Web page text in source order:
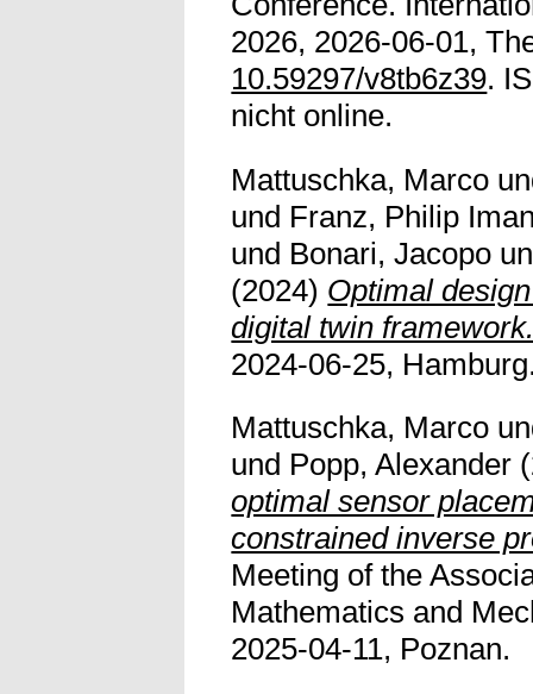
2026, 2026-06-01,
10.59297/v8tb6z39.
nicht online.
Mattuschka, Marco
und Franz, Philip
und Bonari, Jacopo
(2024) Optimal
digital twin
2024-06-25,
Mattuschka, Marco
und Popp, Alexander
optimal sensor
constrained inverse
Meeting of the
Mathematics and
2025-04-11, Poznan.